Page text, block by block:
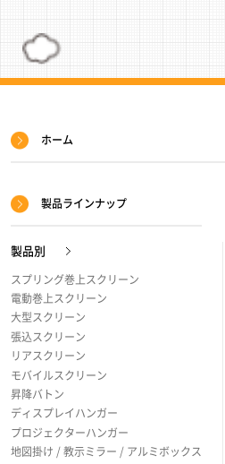
サ
マ
プ
ホーム
製品ラインナップ
製品別
スプリング巻上スクリーン
電動巻上スクリーン
大型スクリーン
張込スクリーン
リアスクリーン
モバイルスクリーン
昇降バトン
ディスプレイハンガー
プロジェクターハンガー
地図掛け / 教示ミラー / アルミボックス